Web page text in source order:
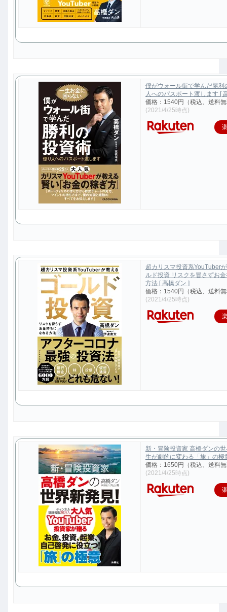
僕がウォール街で学んだ勝利
人へのパスポート渡します [
価格：1540円（税込、送料
(2021/4/25時点)
超カリスマ投資系YouTuber
ルド投資 リスクを冒さずお
方法 [ 高橋ダン ]
価格：1540円（税込、送料
(2021/4/25時点)
新・冒険投資家 高橋ダンの
生が劇的に変わる「旅」の極
価格：1650円（税込、送料
(2021/4/25時点)